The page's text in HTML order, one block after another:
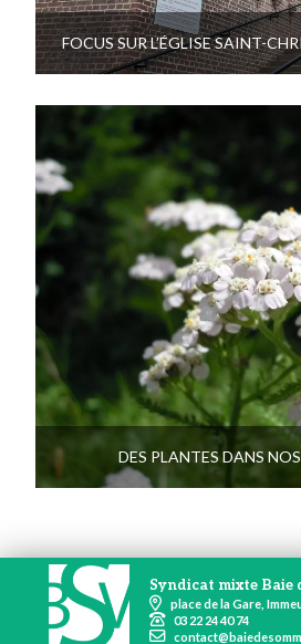
FOCUS SUR L’ÉGLISE SAINT-
DES PLANTES DANS
Syndicat mixte Baie
place de la Gare,
03 22 24 40 74